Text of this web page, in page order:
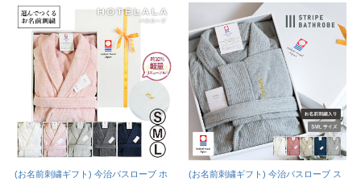
(お名前刺繍ギフト) 今治バスローブ ホ
(お名前刺繍ギフト) 今治バスローブ ス